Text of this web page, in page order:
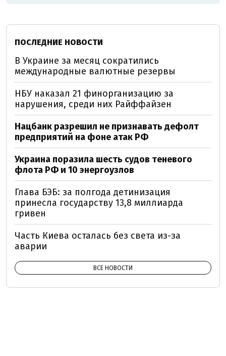
ПОСЛЕДНИЕ НОВОСТИ
В Украине за месяц сократились
международные валютные резервы
НБУ наказал 21 финорганизацию за
нарушения, среди них Райффайзен
Нацбанк разрешил не признавать дефолт
предприятий на фоне атак РФ
Украина поразила шесть судов теневого
флота РФ и 10 энергоузлов
Глава БЭБ: за полгода детинизация
принесла государству 13,8 миллиарда
гривен
Часть Киева осталась без света из-за
аварии
ВСЕ НОВОСТИ